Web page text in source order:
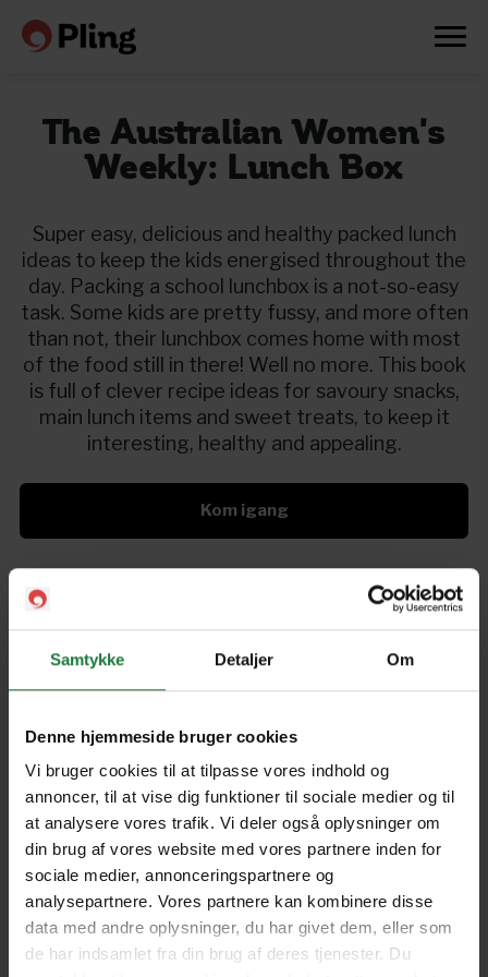
Samtykke Detaljer Om
Denne hjemmeside bruger cookies
Vi bruger cookies til at tilpasse vores indhold og
annoncer, til at vise dig funktioner til sociale medier og til
at analysere vores trafik. Vi deler også oplysninger om
din brug af vores website med vores partnere inden for
sociale medier, annonceringspartnere og
analysepartnere. Vores partnere kan kombinere disse
data med andre oplysninger, du har givet dem, eller som
de har indsamlet fra din brug af deres tjenester. Du
Prøv en måned gratis
The Australian Women's
Weekly: Lunch Box
Super easy, delicious and healthy packed lunch
ideas to keep the kids energised throughout the
day. Packing a school lunchbox is a not-so-easy
task. Some kids are pretty fussy, and more often
than not, their lunchbox comes home with most
of the food still in there! Well no more. This book
is full of clever recipe ideas for savoury snacks,
main lunch items and sweet treats, to keep it
interesting, healthy and appealing.
Kom igang
The Australian Women's
Forrige
Nyt i Pling
Gavekort
Pling Favorit